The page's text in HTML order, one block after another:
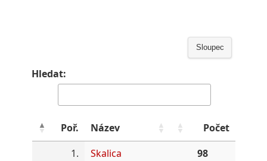
Sloupec
Hledat:
Poř. Název
Počet
1.
Skalica
98